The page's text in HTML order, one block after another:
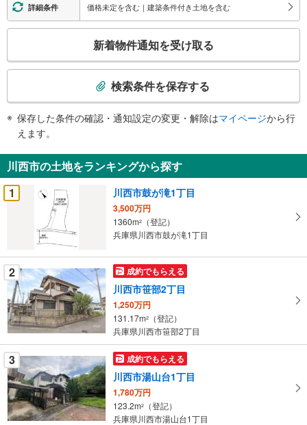
詳細条件 価格未定を含む｜建築条件付き土地を含む
検
知
を
受
け
条
件
を
マ
イ
ペ
ー
ジ
に
保
存
新着物件通知を受け取る
検索条件を保存する
保存した条件の確認・通知設定の変更・解除はマイページから行
えます。
川西市の土地をランキングから探す
1
川西市鼓が滝1丁目
3,500万円
1360m2
（登記）
兵庫県川西市鼓が滝1丁目
2 成約でもらえる
川西市笹部2丁目
1,250万円
131.17m2
（登記）
兵庫県川西市笹部2丁目
3 成約でもらえる
川西市湯山台1丁目
1,780万円
123.2m2
（登記）
兵庫県川西市湯山台1丁目